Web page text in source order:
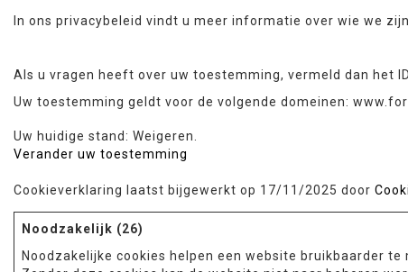
In ons privacybeleid vindt u meer informatie over wie we
Als u vragen heeft over uw toestemming, vermeld dan het
Uw toestemming geldt voor de volgende domeinen:
Uw huidige stand: Weigeren.
Verander uw toestemming
Cookieverklaring laatst bijgewerkt op 17/11/2025 door
Noodzakelijk (26)
Noodzakelijke cookies helpen een website bruikbaarder